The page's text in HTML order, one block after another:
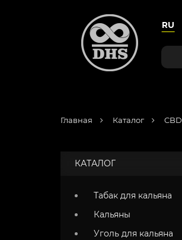
RU
Главная Каталог CBD
КАТАЛОГ
Табак для кальяна
Кальяны
Уголь для кальяна